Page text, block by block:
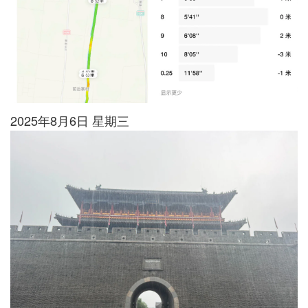
2025年8月6日 星期三